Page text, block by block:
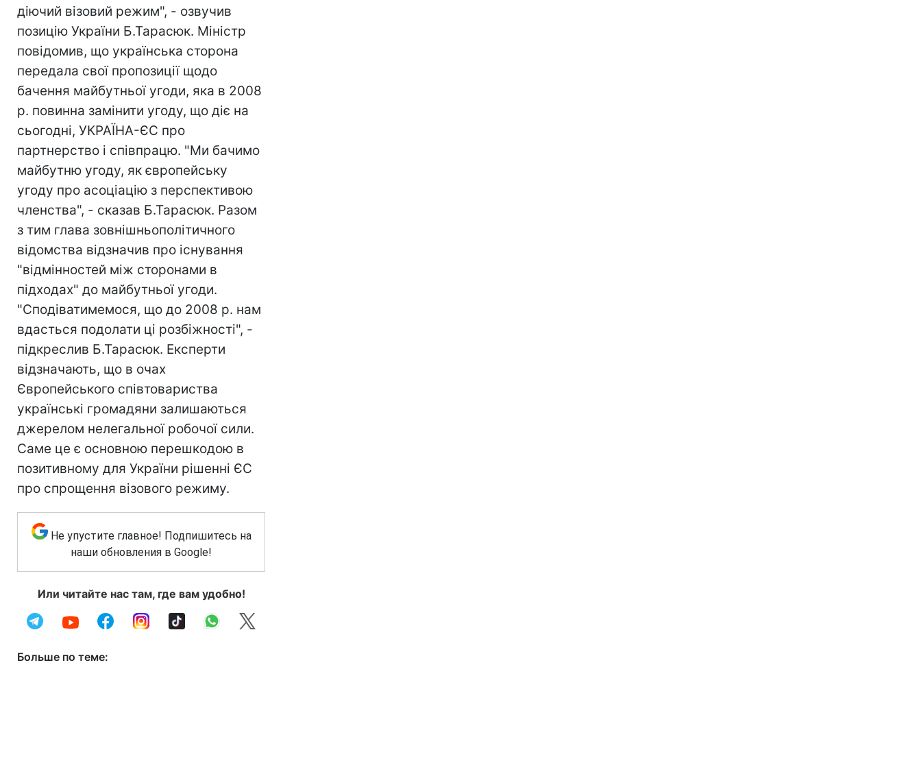
діючий візовий режим", - озвучив
позицію України Б.Тарасюк. Міністр
повідомив, що українська сторона
передала свої пропозиції щодо
бачення майбутньої угоди, яка в 2008
р. повинна замінити угоду, що діє на
сьогодні, УКРАЇНА-ЄС про
партнерство і співпрацю. "Ми бачимо
майбутню угоду, як європейську
угоду про асоціацію з перспективою
членства", - сказав Б.Тарасюк. Разом
з тим глава зовнішньополітичного
відомства відзначив про існування
"відмінностей між сторонами в
підходах" до майбутньої угоди.
"Сподіватимемося, що до 2008 р. нам
вдасться подолати ці розбіжності", -
підкреслив Б.Тарасюк. Експерти
відзначають, що в очах
Європейського співтовариства
українські громадяни залишаються
джерелом нелегальної робочої сили.
Саме це є основною перешкодою в
позитивному для України рішенні ЄС
про спрощення візового режиму.
Не упустите главное! Подпишитесь на
наши обновления в Google!
Или читайте нас там, где вам удобно!
Больше по теме: